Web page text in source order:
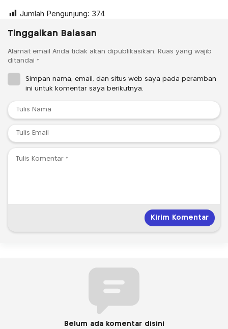
Jumlah Pengunjung: 374
Tinggalkan Balasan
Alamat email Anda tidak akan dipublikasikan. Ruas yang wajib
ditandai *
Simpan nama, email, dan situs web saya pada peramban
ini untuk komentar saya berikutnya.
Belum ada komentar disini